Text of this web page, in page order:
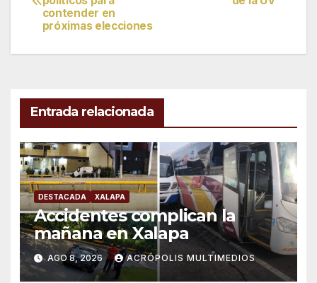
de
entradas
contender en
próximas elecciones
Entrada relacionada
DESTACADA XALAPA
Accidentes complican la
mañana en Xalapa
AGO 8, 2026 ACRÓPOLIS MULTIMEDIOS